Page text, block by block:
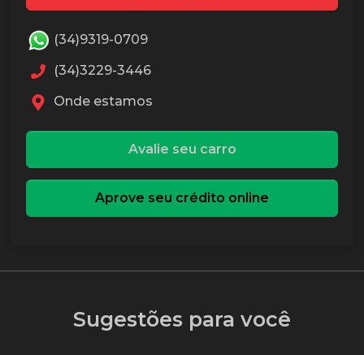
(34)9319-0709
(34)3229-3446
Onde estamos
Avalie seu carro
Aprove seu crédito online
Sugestões para você